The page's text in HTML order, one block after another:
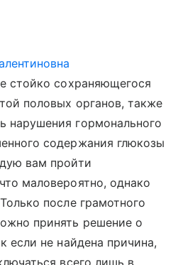
стойко сохраняющегося
половых органов, также
нарушения гормонального
содержания глюкозы
вам пройти
маловероятно, однако
после грамотного
принять решение о
если не найдена причина,
всего лишь в